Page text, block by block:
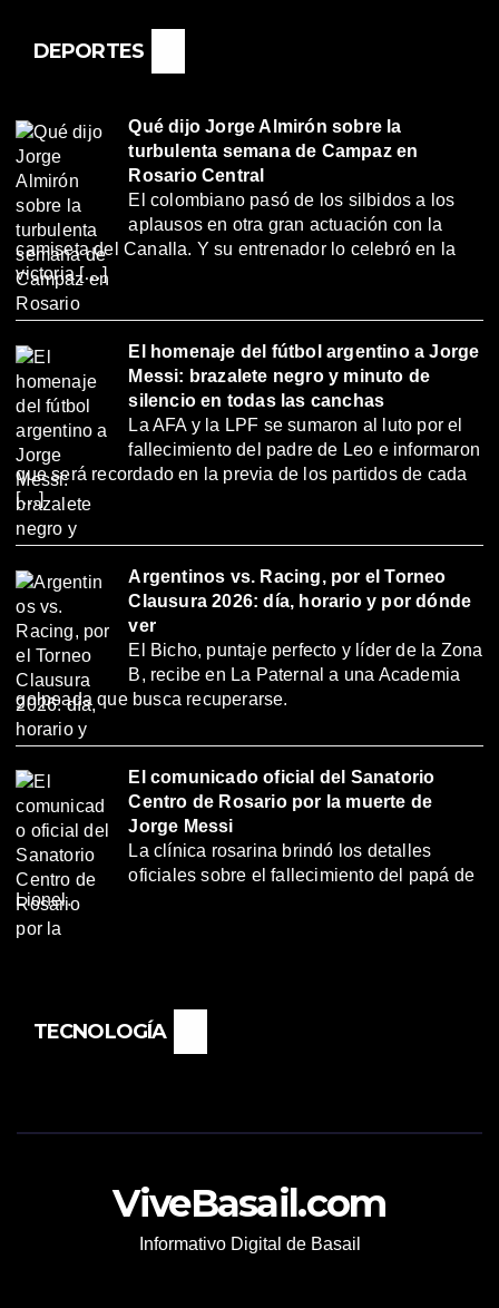
DEPORTES
Qué dijo Jorge Almirón sobre la
turbulenta semana de Campaz en
Rosario Central
El colombiano pasó de los silbidos a los
aplausos en otra gran actuación con la
camiseta del Canalla. Y su entrenador lo celebró en la
victoria […]
El homenaje del fútbol argentino a Jorge
Messi: brazalete negro y minuto de
silencio en todas las canchas
La AFA y la LPF se sumaron al luto por el
fallecimiento del padre de Leo e informaron
que será recordado en la previa de los partidos de cada
[…]
Argentinos vs. Racing, por el Torneo
Clausura 2026: día, horario y por dónde
ver
El Bicho, puntaje perfecto y líder de la Zona
B, recibe en La Paternal a una Academia
golpeada que busca recuperarse.
El comunicado oficial del Sanatorio
Centro de Rosario por la muerte de
Jorge Messi
La clínica rosarina brindó los detalles
oficiales sobre el fallecimiento del papá de
Lionel.
TECNOLOGÍA
ViveBasail.com
Informativo Digital de Basail